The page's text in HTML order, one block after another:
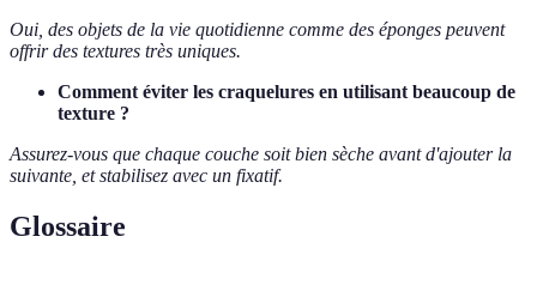
Oui, des objets de la vie quotidienne comme des éponges peuvent
offrir des textures très uniques.
Comment éviter les craquelures en utilisant beaucoup de
texture ?
Assurez-vous que chaque couche soit bien sèche avant d'ajouter la
suivante, et stabilisez avec un fixatif.
Glossaire